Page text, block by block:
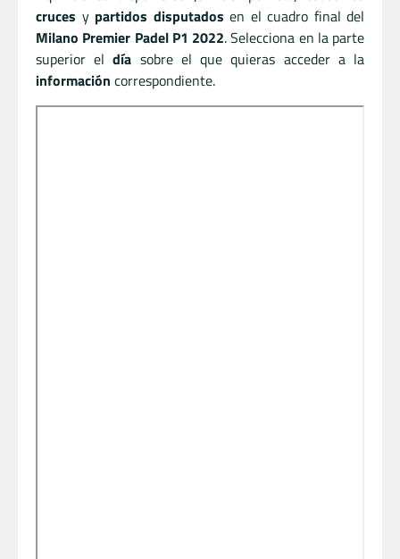
cruces y partidos disputados en el cuadro final del
Milano Premier Padel P1 2022. Selecciona en la parte
superior eldía sobre el que quieras acceder a la
información correspondiente.